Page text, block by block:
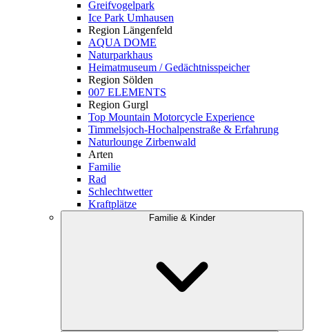
Greifvogelpark
Ice Park Umhausen
Region Längenfeld
AQUA DOME
Naturparkhaus
Heimatmuseum / Gedächtnisspeicher
Region Sölden
007 ELEMENTS
Region Gurgl
Top Mountain Motorcycle Experience
Timmelsjoch-Hochalpenstraße & Erfahrung
Naturlounge Zirbenwald
Arten
Familie
Rad
Schlechtwetter
Kraftplätze
Familie & Kinder